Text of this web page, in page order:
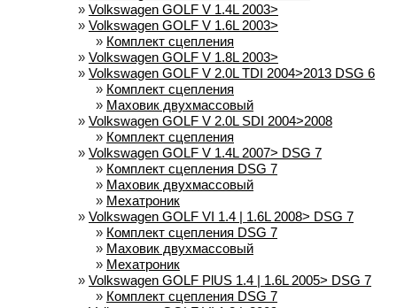
» Volkswagen GOLF V 1.4L 2003>
» Volkswagen GOLF V 1.6L 2003>
» Комплект сцепления
» Volkswagen GOLF V 1.8L 2003>
» Volkswagen GOLF V 2.0L TDI 2004>2013 DSG 6
» Комплект сцепления
» Маховик двухмассовый
» Volkswagen GOLF V 2.0L SDI 2004>2008
» Комплект сцепления
» Volkswagen GOLF V 1.4L 2007> DSG 7
» Комплект сцепления DSG 7
» Маховик двухмассовый
» Мехатроник
» Volkswagen GOLF VI 1.4 | 1.6L 2008> DSG 7
» Комплект сцепления DSG 7
» Маховик двухмассовый
» Мехатроник
» Volkswagen GOLF PlUS 1.4 | 1.6L 2005> DSG 7
» Комплект сцепления DSG 7